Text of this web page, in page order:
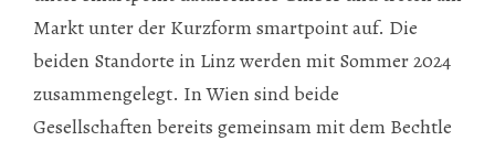
Markt unter der Kurzform smartpoint auf. Die
beiden Standorte in Linz werden mit Sommer 2024
zusammengelegt. In Wien sind beide
Gesellschaften bereits gemeinsam mit dem Bechtle